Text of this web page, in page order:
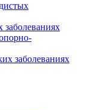
заболеваниях
заболеваниях